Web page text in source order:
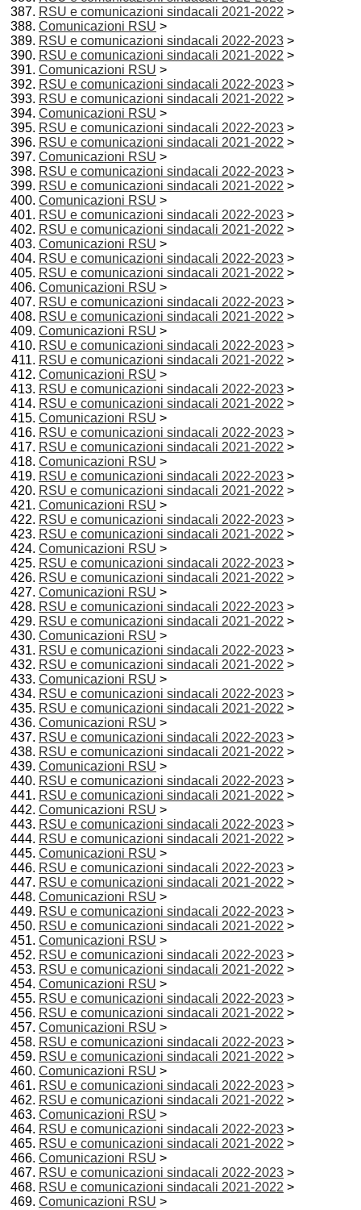
RSU e comunicazioni sindacali 2021-2022 >
Comunicazioni RSU >
RSU e comunicazioni sindacali 2022-2023 >
RSU e comunicazioni sindacali 2021-2022 >
Comunicazioni RSU >
RSU e comunicazioni sindacali 2022-2023 >
RSU e comunicazioni sindacali 2021-2022 >
Comunicazioni RSU >
RSU e comunicazioni sindacali 2022-2023 >
RSU e comunicazioni sindacali 2021-2022 >
Comunicazioni RSU >
RSU e comunicazioni sindacali 2022-2023 >
RSU e comunicazioni sindacali 2021-2022 >
Comunicazioni RSU >
RSU e comunicazioni sindacali 2022-2023 >
RSU e comunicazioni sindacali 2021-2022 >
Comunicazioni RSU >
RSU e comunicazioni sindacali 2022-2023 >
RSU e comunicazioni sindacali 2021-2022 >
Comunicazioni RSU >
RSU e comunicazioni sindacali 2022-2023 >
RSU e comunicazioni sindacali 2021-2022 >
Comunicazioni RSU >
RSU e comunicazioni sindacali 2022-2023 >
RSU e comunicazioni sindacali 2021-2022 >
Comunicazioni RSU >
RSU e comunicazioni sindacali 2022-2023 >
RSU e comunicazioni sindacali 2021-2022 >
Comunicazioni RSU >
RSU e comunicazioni sindacali 2022-2023 >
RSU e comunicazioni sindacali 2021-2022 >
Comunicazioni RSU >
RSU e comunicazioni sindacali 2022-2023 >
RSU e comunicazioni sindacali 2021-2022 >
Comunicazioni RSU >
RSU e comunicazioni sindacali 2022-2023 >
RSU e comunicazioni sindacali 2021-2022 >
Comunicazioni RSU >
RSU e comunicazioni sindacali 2022-2023 >
RSU e comunicazioni sindacali 2021-2022 >
Comunicazioni RSU >
RSU e comunicazioni sindacali 2022-2023 >
RSU e comunicazioni sindacali 2021-2022 >
Comunicazioni RSU >
RSU e comunicazioni sindacali 2022-2023 >
RSU e comunicazioni sindacali 2021-2022 >
Comunicazioni RSU >
RSU e comunicazioni sindacali 2022-2023 >
RSU e comunicazioni sindacali 2021-2022 >
Comunicazioni RSU >
RSU e comunicazioni sindacali 2022-2023 >
RSU e comunicazioni sindacali 2021-2022 >
Comunicazioni RSU >
RSU e comunicazioni sindacali 2022-2023 >
RSU e comunicazioni sindacali 2021-2022 >
Comunicazioni RSU >
RSU e comunicazioni sindacali 2022-2023 >
RSU e comunicazioni sindacali 2021-2022 >
Comunicazioni RSU >
RSU e comunicazioni sindacali 2022-2023 >
RSU e comunicazioni sindacali 2021-2022 >
Comunicazioni RSU >
RSU e comunicazioni sindacali 2022-2023 >
RSU e comunicazioni sindacali 2021-2022 >
Comunicazioni RSU >
RSU e comunicazioni sindacali 2022-2023 >
RSU e comunicazioni sindacali 2021-2022 >
Comunicazioni RSU >
RSU e comunicazioni sindacali 2022-2023 >
RSU e comunicazioni sindacali 2021-2022 >
Comunicazioni RSU >
RSU e comunicazioni sindacali 2022-2023 >
RSU e comunicazioni sindacali 2021-2022 >
Comunicazioni RSU >
RSU e comunicazioni sindacali 2022-2023 >
RSU e comunicazioni sindacali 2021-2022 >
Comunicazioni RSU >
RSU e comunicazioni sindacali 2022-2023 >
RSU e comunicazioni sindacali 2021-2022 >
Comunicazioni RSU >
RSU e comunicazioni sindacali 2022-2023 >
RSU e comunicazioni sindacali 2021-2022 >
Comunicazioni RSU >